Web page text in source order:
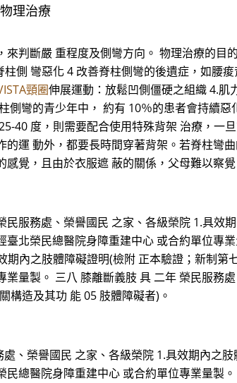
理治療
判斷嚴 重程度及側彎方向。 物理治療的
側 彎惡化 4 改善脊柱側彎的後遺症，如腰
頸圈伸展運動：放鬆凹側僵硬之組織 4.
側彎的青少年中， 約有 10％的患者會持續
40 度，則需要配合使用特殊背架 治療，一
運 動外，都要長時間穿著背架。若脊柱彎
覺，且由於衣服遮 蔽的關係，父母難以察
服務處、榮譽國民 之家、各級榮院 1.具效
北榮民總醫院身障重建中心 或合約單位專
期內之肢體障礙證明(檢附 正本驗證；新制
量製。 三八 膝離斷義肢 具 二年 榮民服務
構造及其功 能 05 肢體障礙者)。
、榮譽國民 之家、各級榮院 1.具效期內之
總醫院身障重建中心 或合約單位專業量製